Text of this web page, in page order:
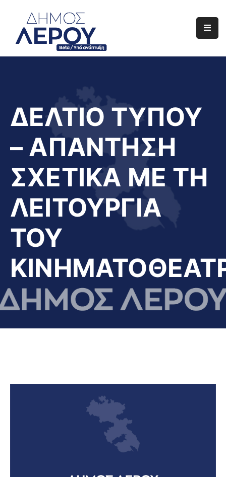
Αρχική
Διαφάνεια
Το
Μας
ΔΕΛΤΙΟ ΤΥΠΟΥ
– ΑΠΑΝΤΗΣΗ
ΣΧΕΤΙΚΑ ΜΕ ΤΗ
ΛΕΙΤΟΥΡΓΙΑ
ΤΟΥ